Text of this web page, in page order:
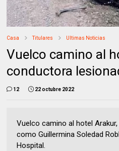
Casa Titulares Ultimas Noticias
Vuelco camino al
conductora
12 22 octubre 2022
Vuelco camino al hotel
como Guillermina Soledad
Hospital.